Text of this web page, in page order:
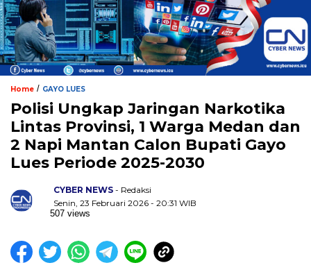
Home / GAYO LUES
Polisi Ungkap Jaringan Narkotika
Lintas Provinsi, 1 Warga Medan dan
2 Napi Mantan Calon Bupati Gayo
Lues Periode 2025-2030
CYBER NEWS - Redaksi
Senin, 23 Februari 2026 - 20:31 WIB
507 views